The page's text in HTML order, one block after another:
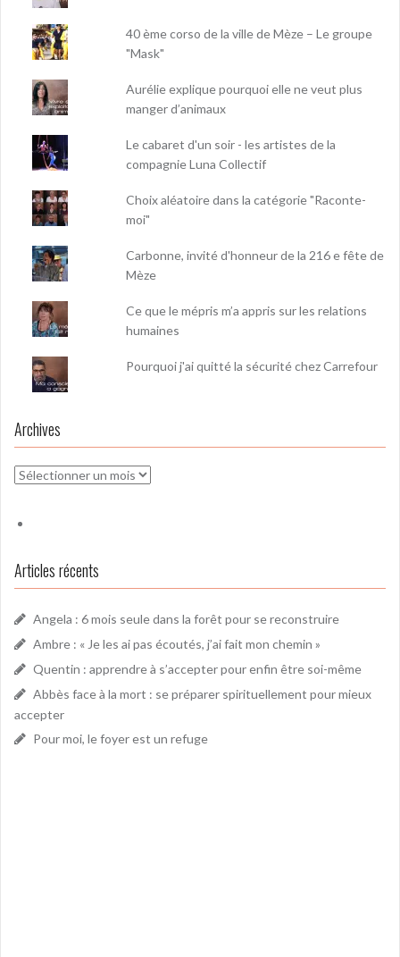
40 ème corso de la ville de Mèze – Le groupe
"Mask"
Aurélie explique pourquoi elle ne veut plus
manger d’animaux
Le cabaret d'un soir - les artistes de la
compagnie Luna Collectif
Choix aléatoire dans la catégorie "Raconte-
moi"
Carbonne, invité d'honneur de la 216 e fête de
Mèze
Ce que le mépris m’a appris sur les relations
humaines
Pourquoi j'ai quitté la sécurité chez Carrefour
Archives
Archives
Articles récents
Angela : 6 mois seule dans la forêt pour se reconstruire
Ambre : « Je les ai pas écoutés, j’ai fait mon chemin »
Quentin : apprendre à s’accepter pour enfin être soi-même
Abbès face à la mort : se préparer spirituellement pour mieux
accepter
Pour moi, le foyer est un refuge